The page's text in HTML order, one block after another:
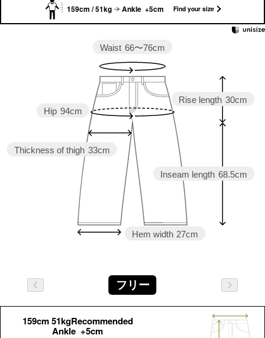
159cm / 51kg Ankle +5cm Find your size
Inseam length 68.5cm
Rise length 30cm
Hem width 27cm
Thickness of thigh 33cm
Hip 94cm
Waist 66〜76cm
フリー
159cm 51kgRecommended
Ankle +5cm